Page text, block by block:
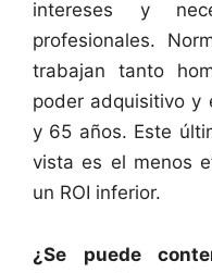
intereses y
profesionales.
trabajan tanto
poder adquisitivo y
y 65 años. Este
vista es el menos
un ROI inferior.
¿Se puede